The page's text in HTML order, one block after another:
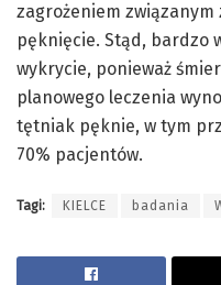
zagrożeniem
pęknięcie. Stąd, bardzo
wykrycie, ponieważ
planowego leczenia
tętniak pęknie, w tym
70% pacjentów.
Tagi: KIELCE badania